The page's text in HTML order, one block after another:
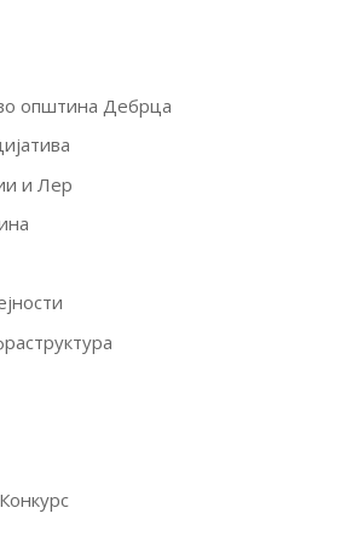
општина Дебрца
и Лер